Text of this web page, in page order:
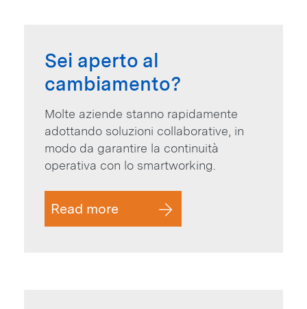
Sei aperto al
cambiamento?
Molte aziende stanno rapidamente
adottando soluzioni collaborative, in
modo da garantire la continuità
operativa con lo smartworking.
Read more